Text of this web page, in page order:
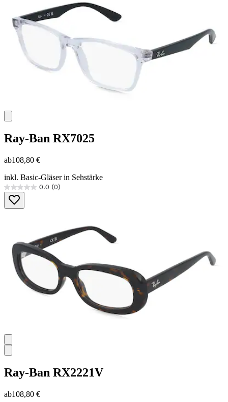
Bewertungen
Ray-Ban RX7025
ab108,80 €
inkl. Basic-Gläser in Sehstärke
0.0 (0)
0.0
von
5
Ray-Ban RX2221V
ab108,80 €